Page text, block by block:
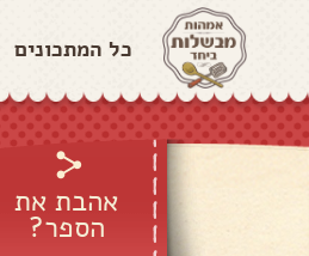
כל המתכונים
אהבת את
הספר?